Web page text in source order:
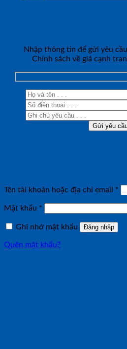
Nhập thông tin để gửi yêu
Chính sách về giá cạnh
Tên tài khoản hoặc địa chỉ email *
Mật khẩu *
Ghi nhớ mật khẩu
Đăng nhập
Quên mật khẩu?